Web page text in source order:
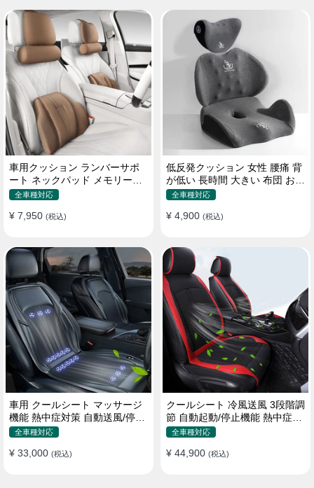
車用クッション ランバーサポ
ート ネックパッド メモリーフ
ォーム 疲労回復
全車種対応
¥ 7,950 (税込)
低反発クッション 女性 腰痛 背
が低い 長時間 大きい 布団 おし
ゃれ 運転 疲労回復
全車種対応
¥ 4,900 (税込)
車用 クールシート マッサージ
機能 熱中症対策 自動送風/停止
機能 24個強力ファン 取付簡単
全車種対応
¥ 33,000 (税込)
クールシート 冷風送風 3段階調
節 自動起動/停止機能 熱中症対
策 夏 暑さ対策 取付簡単
全車種対応
¥ 44,900 (税込)